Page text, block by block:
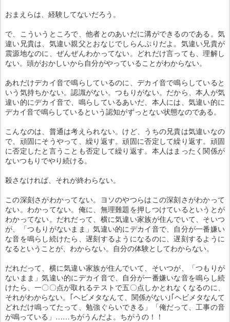
おまえらは、経験してないだろう。
で、こういうところで、他者とのあいだに溝ができるのである。気
違い兄貴は、気違い親父とおなじでしらんぷりだよ。気違い兄貴が
震源地なのに、ぜんぜんわかってない。どれだけ言っても、理解し
ない。頭がおかしいから自分がやっていることがわからない。
あれだけデカイ音で鳴らしているのに、デカイ音で鳴らしていると
いう気持ちかない。認識がない。つもりがない。だから、本人が気
違い的にデカイ音で、鳴らしているあいだ、本人には、気違い的に
デカイ音で鳴らしているという認知がずっとない状態なのである。
こんなのは、普通は考えられない。けど、うちの兄貴は気違いなの
で、頑固にそうやって、繰り返す。頑固に否定して繰り返す。頑固
に否定したと言うことも否定して繰り返す。本人はまったく関係が
ないつもりでやり続ける。
殺さなければ、それが終わらない。
この深刻さがわかってない。ヨソのやつらはこの深刻さがわかって
ない。わかってない。俺に、無理難題を押しつけているというとが
わかってない。だれだって、横に気違い家族が住んでいて、そいつ
が、「つもりがないまま」気違い的にデカイ音で、自分が一番嫌い
な音を鳴らし続けたら、遅刻するようになるのに、遅刻するように
なるということが、わからない。自分の体験としてわからない。
だれだって、横に気違い家族が住んでいて、そいつが、「つもりが
ないまま」気違い的にデカイ音で、自分が一番嫌いな音を鳴らし続
けたら、一〇〇点が取れるテストで五〇点しかとれなくなるのに、
それがわからない。｢ヘビメタなんて、関係がない｣｢ヘビメタなんて
どれだけ鳴ってたって、勉強ぐらいできる」「俺だって、工事の音
が鳴っている」……ちがうんだよ。ちがうの！！